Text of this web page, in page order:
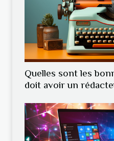
Quelles sont les
doit avoir un